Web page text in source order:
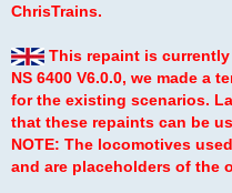
ChrisTrains.
This repaint is
NS 6400 V6.0.0, we made a
for the existing scenarios.
that these repaints can be
NOTE: The locomotives
and are placeholders of the